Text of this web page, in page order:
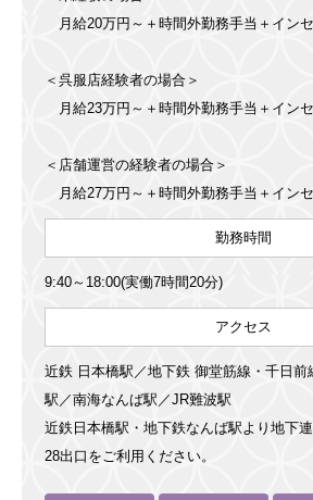
月給20万円～＋時間外勤務手当＋イン
＜呉服店経験者の場合＞
月給23万円～＋時間外勤務手当＋イン
＜店舗運営の経験者の場合＞
月給27万円～＋時間外勤務手当＋イン
勤務時間
9:40～18:00(実働7時間20分)
アクセス
近鉄 日本橋駅／地下鉄 御堂筋線・千日前
駅／南海なんば駅／JR難波駅
近鉄日本橋駅・地下鉄なんば駅より地下
28出口をご利用ください。